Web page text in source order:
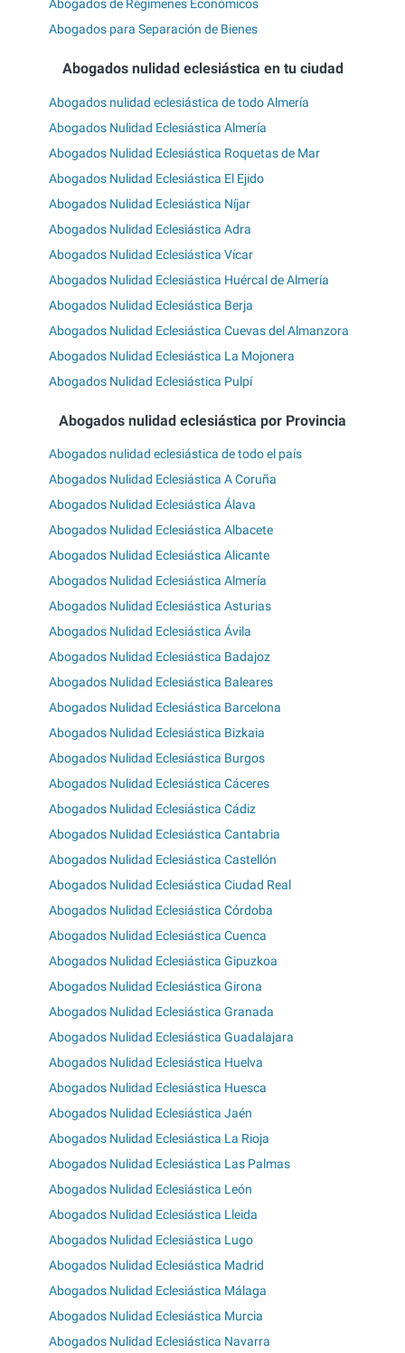
Abogados de Régimenes Económicos
Abogados para Separación de Bienes
Abogados nulidad eclesiástica en tu ciudad
Abogados nulidad eclesiástica de todo Almería
Abogados Nulidad Eclesiástica Almería
Abogados Nulidad Eclesiástica Roquetas de Mar
Abogados Nulidad Eclesiástica El Ejido
Abogados Nulidad Eclesiástica Níjar
Abogados Nulidad Eclesiástica Adra
Abogados Nulidad Eclesiástica Vícar
Abogados Nulidad Eclesiástica Huércal de Almería
Abogados Nulidad Eclesiástica Berja
Abogados Nulidad Eclesiástica Cuevas del Almanzora
Abogados Nulidad Eclesiástica La Mojonera
Abogados Nulidad Eclesiástica Pulpí
Abogados nulidad eclesiástica por Provincia
Abogados nulidad eclesiástica de todo el país
Abogados Nulidad Eclesiástica A Coruña
Abogados Nulidad Eclesiástica Álava
Abogados Nulidad Eclesiástica Albacete
Abogados Nulidad Eclesiástica Alicante
Abogados Nulidad Eclesiástica Almería
Abogados Nulidad Eclesiástica Asturias
Abogados Nulidad Eclesiástica Ávila
Abogados Nulidad Eclesiástica Badajoz
Abogados Nulidad Eclesiástica Baleares
Abogados Nulidad Eclesiástica Barcelona
Abogados Nulidad Eclesiástica Bizkaia
Abogados Nulidad Eclesiástica Burgos
Abogados Nulidad Eclesiástica Cáceres
Abogados Nulidad Eclesiástica Cádiz
Abogados Nulidad Eclesiástica Cantabria
Abogados Nulidad Eclesiástica Castellón
Abogados Nulidad Eclesiástica Ciudad Real
Abogados Nulidad Eclesiástica Córdoba
Abogados Nulidad Eclesiástica Cuenca
Abogados Nulidad Eclesiástica Gipuzkoa
Abogados Nulidad Eclesiástica Girona
Abogados Nulidad Eclesiástica Granada
Abogados Nulidad Eclesiástica Guadalajara
Abogados Nulidad Eclesiástica Huelva
Abogados Nulidad Eclesiástica Huesca
Abogados Nulidad Eclesiástica Jaén
Abogados Nulidad Eclesiástica La Rioja
Abogados Nulidad Eclesiástica Las Palmas
Abogados Nulidad Eclesiástica León
Abogados Nulidad Eclesiástica Lleida
Abogados Nulidad Eclesiástica Lugo
Abogados Nulidad Eclesiástica Madrid
Abogados Nulidad Eclesiástica Málaga
Abogados Nulidad Eclesiástica Murcia
Abogados Nulidad Eclesiástica Navarra